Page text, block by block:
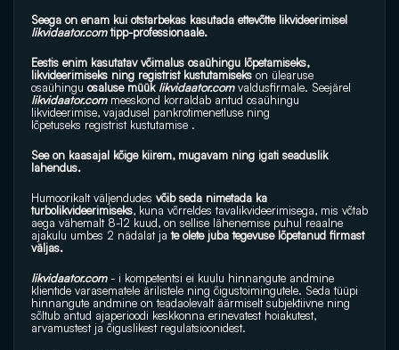
likvidaator.com tipp-professionaale.
Eestis enim kasutatav võimalus osaühingu lõpetamiseks,
likvideerimiseks ning registrist kustutamiseks on ülearuse
osaühingu osaluse müük likvidaator.com
likvidaator.com meeskond korraldab antud osaühingu
likvideerimise, vajadusel pankrotimenetluse ning
lõpetuseks registrist kustutamise .
See on kaasajal kõige kiirem, mugavam ning igati seaduslik
lahendus.
Humoorikalt väljendudes võib seda nimetada ka
turbolikvideerimiseks, kuna võrreldes tavalikvideerimisega, mis võtab
aega vähemalt 8-12 kuud, on sellise lähenemise puhul reaalne
ajakulu umbes 2 nädalat ja te olete juba tegevuse lõpetanud firmast
väljas.
likvidaator.com - i kompetentsi ei kuulu hinnangute andmine
klientide varasematele ärilistele ning õigustoimingutele. Seda tüüpi
hinnangute andmine on teadaolevalt äärmiselt subjektiivne ning
sõltub antud ajaperioodi keskkonna erinevatest hoiakutest,
arvamustest ja õiguslikest regulatsioonidest.